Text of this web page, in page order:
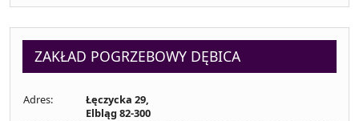
ZAKŁAD POGRZEBOWY DĘBICA
Adres:
Łęczycka 29,
Elbląg 82-300